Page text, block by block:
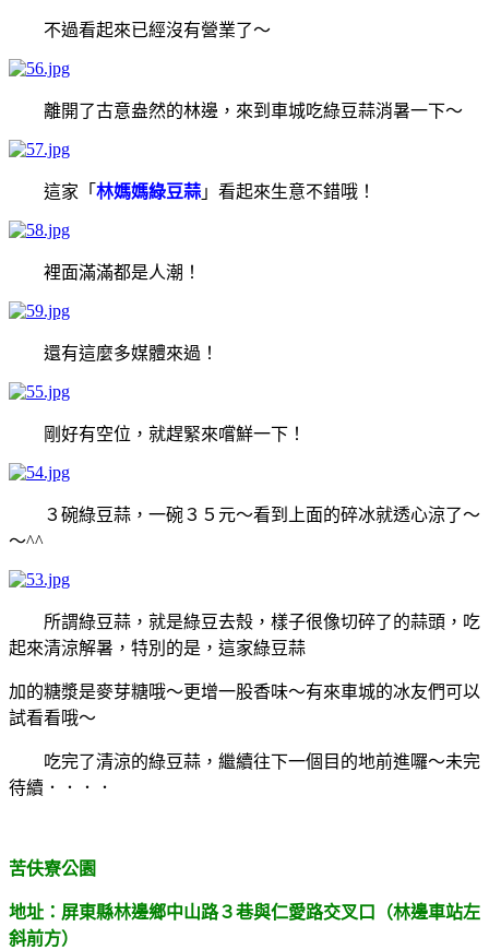
不過看起來已經沒有營業了～
離開了古意盎然的林邊，來到車城吃綠豆蒜消暑一下～
這家「 林媽媽綠豆蒜 」看起來生意不錯哦！
裡面滿滿都是人潮！
還有這麼多媒體來過！
剛好有空位，就趕緊來嚐鮮一下！
３碗綠豆蒜，一碗３５元～看到上面的碎冰就透心涼了～
～^^
所謂綠豆蒜，就是綠豆去殼，樣子很像切碎了的蒜頭，吃
起來清涼解暑，特別的是，這家綠豆蒜
加的糖漿是麥芽糖哦～更增一股香味～有來車城的冰友們可以
試看看哦～
吃完了清涼的綠豆蒜，繼續往下一個目的地前進囉～未完
待續．．．．
苦伕寮公園
地址：屏東縣林邊鄉中山路３巷與仁愛路交叉口（林邊車站左
斜前方）